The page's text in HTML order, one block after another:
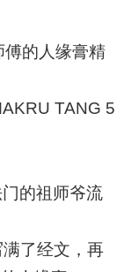
傅的人缘膏精
TANG 5
的祖师爷流
了经文，再